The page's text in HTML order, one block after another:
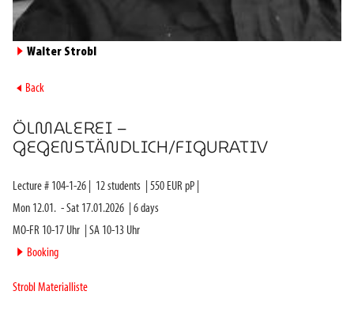
► Walter Strobl
► Back
ÖLMALEREI –
GEGENSTÄNDLICH/FIGURATIV
Lecture # 104-1-26 12students 550 EUR pP |
Mon 12.01. -Sat 17.01.2026 6days
MO-FR 10-17 Uhr
SA 10-13 Uhr
► Booking
Strobl Materialliste